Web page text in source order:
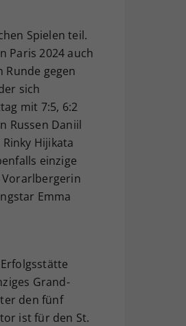
Spielen teil.
Paris 2024 auch
Runde gegen
sich
mit 7:5, 6:2
Russen Daniil
Hijikata
einzige
Vorarlbergerin
Emma
Grand-
den fünf
ist für den St.